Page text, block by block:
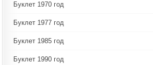
Буклет 1970 год
Буклет 1977 год
Буклет 1985 год
Буклет 1990 год